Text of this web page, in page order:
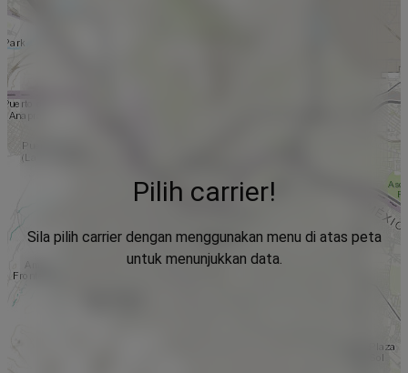
Pilih carrier!
Sila pilih carrier dengan menggunakan menu di atas peta
untuk menunjukkan data.